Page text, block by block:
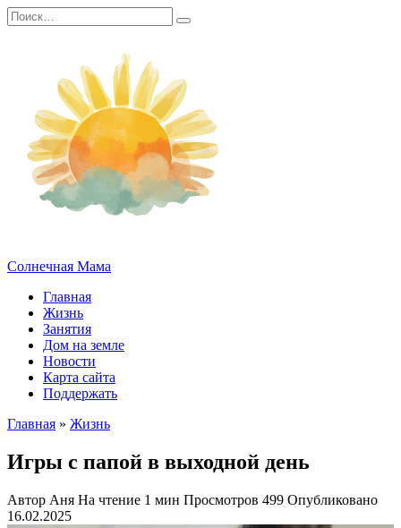
Перейти
к
Search
for:
Солнечная Мама
Главная
Жизнь
Занятия
Дом на земле
Новости
Карта сайта
Поддержать
Главная » Жизнь
Игры с папой в выходной день
Автор Аня На чтение 1 мин Просмотров 499 Опубликовано
16.02.2025